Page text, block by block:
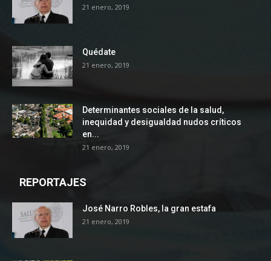
21 enero, 2019
Quédate
21 enero, 2019
Determinantes sociales de la salud,
inequidad y desigualdad nudos críticos
en...
21 enero, 2019
REPORTAJES
José Narro Robles, la gran estafa
21 enero, 2019